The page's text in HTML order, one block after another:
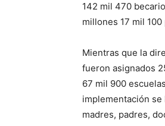
142 mil 470
millones 17 mil 100
Mientras que la
fueron asignados
67 mil 900
implementación
madres, padres,